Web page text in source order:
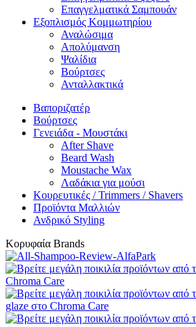
Επαγγελματικά Σαμπουάν
Εξοπλισμός Κομμωτηρίου
Αναλώσιμα
Απολύμανση
Ψαλίδια
Βούρτσες
Ανταλλακτικά
Βαποριζατέρ
Βούρτσες
Γενειάδα - Μουστάκι
After Shave
Beard Wash
Moustache Wax
Λαδάκια για μούσι
Κουρευτικές / Trimmers / Shavers
Προϊόντα Μαλλιών
Ανδρικό Styling
Κορυφαία Brands